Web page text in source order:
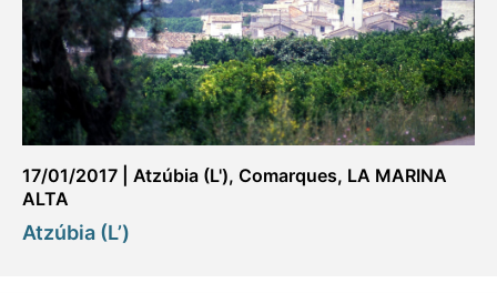
17/01/2017 Atzúbia (L'), Comarques, LA MARINA
ALTA
Atzúbia (L’)